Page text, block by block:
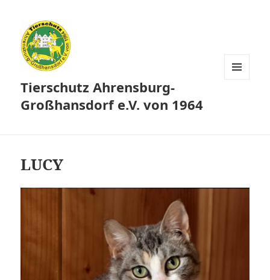
Tierschutz Ahrensburg-
Großhansdorf e.V. von 1964
LUCY